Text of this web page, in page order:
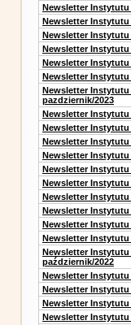
Newsletter
Newsletter Instytutu
Newsletter Instytutu
Newsletter
Newsletter
Newsletter
Newsletter
pazdziernik/2023
Newsletter
Newsletter
Newsletter
Newsletter
Newsletter
Newsletter Instytutu
Newsletter
Newsletter
Newsletter
Newsletter
Newsletter
październik/2022
Newsletter
Newsletter
Newsletter
Newsletter